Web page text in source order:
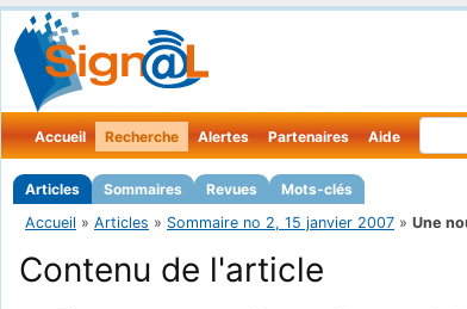
Accueil Recherche
Articles Sommaires Revues Mots-clés
Alertes Partenaires Aide
Accueil » Articles » Sommaire no 2, 15 janvier 2007 » Une
Contenu de l'article